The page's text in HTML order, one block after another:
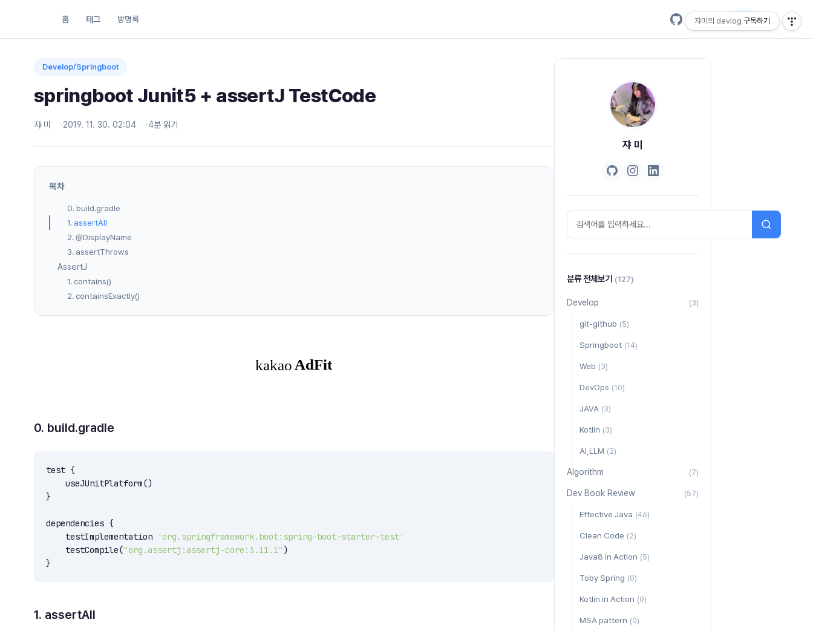
홈 태그 방명록 EN
Develop/Springboot
springboot Junit5 + assertJ TestCode
쟈 미 2019. 11. 30. 02:04 4분 읽기
목차
0. build.gradle
1. assertAll
2. @DisplayName
3. assertThrows
AssertJ
1. contains()
2. containsExactly()
0. build.gradle
test {
    useJUnitPlatform()
}
dependencies {
    testImplementation
'org.springframework.boot:spring-boot-starter-test'
    testCompile(
"org.assertj:assertj-core:3.11.1")
}
1. assertAll
쟈 미
분류 전체보기 (127)
Develop (3)
git-github (5)
Springboot (14)
Web (3)
DevOps (10)
JAVA (3)
Kotlin (3)
AI,LLM (2)
Algorithm (7)
Dev Book Review (57)
Effective Java (46)
Clean Code (2)
Java8 in Action (5)
Toby Spring (0)
Kotlin in Action (0)
MSA pattern (0)
쟈미의 devlog 구독하기